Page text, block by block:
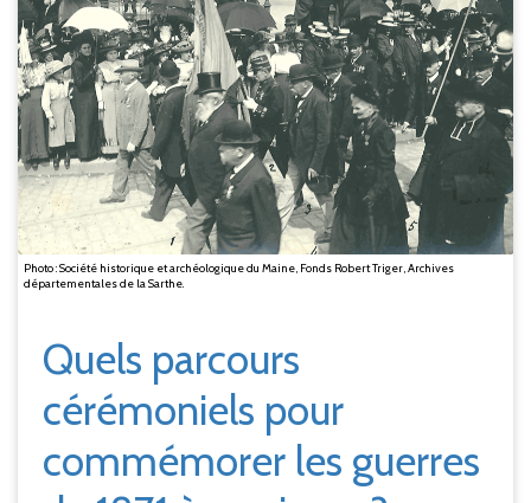
Photo : Société historique et archéologique du Maine, Fonds Robert Triger, Archives
départementales de la Sarthe.
Quels parcours
cérémoniels pour
commémorer les guerres